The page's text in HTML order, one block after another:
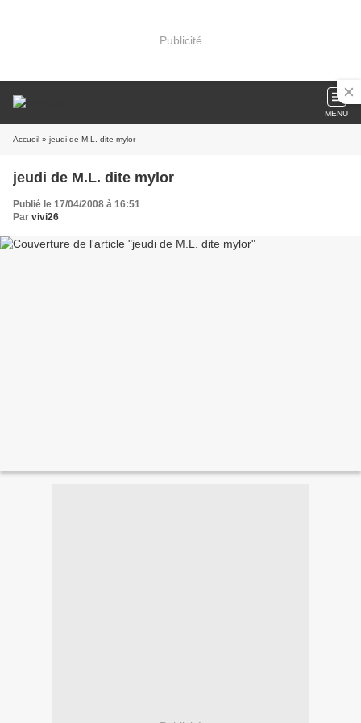
Publicité
MENU
Accueil » jeudi de M.L. dite mylor
jeudi de M.L. dite mylor
Publié le 17/04/2008 à 16:51
Par vivi26